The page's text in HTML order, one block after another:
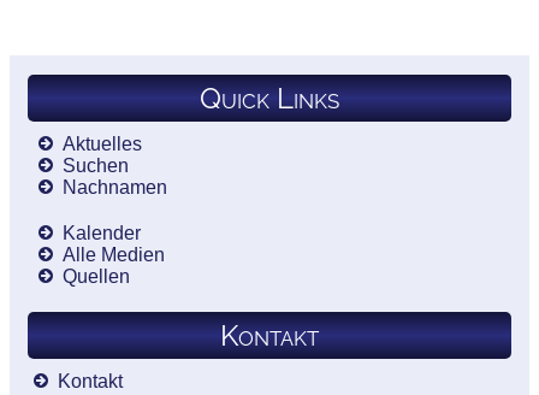
Quick Links
Aktuelles
Suchen
Nachnamen
Kalender
Alle Medien
Quellen
Kontakt
Kontakt